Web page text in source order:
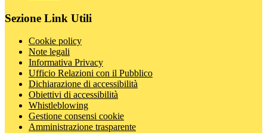
Sezione Link Utili
Cookie policy
Note legali
Informativa Privacy
Ufficio Relazioni con il Pubblico
Dichiarazione di accessibilità
Obiettivi di accessibilità
Whistleblowing
Gestione consensi cookie
Amministrazione trasparente